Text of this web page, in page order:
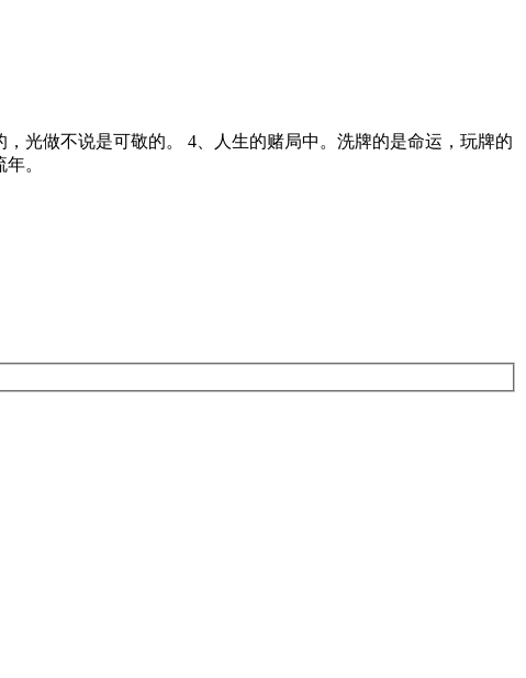
光做不说是可敬的。 4、人生的赌局中。洗牌的是命运，玩牌的
。